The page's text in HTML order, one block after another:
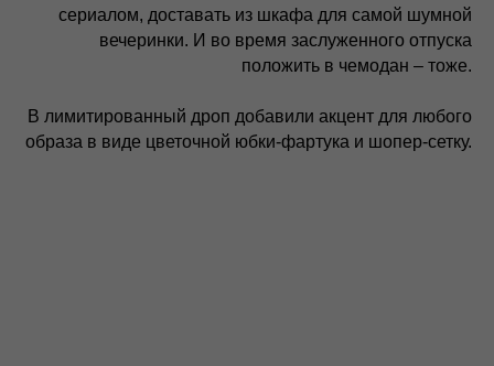
сериалом, доставать из шкафа для самой шумной
вечеринки. И во время заслуженного отпуска
положить в чемодан – тоже.
В лимитированный дроп добавили акцент для любого
образа в виде цветочной юбки-фартука и шопер-сетку.